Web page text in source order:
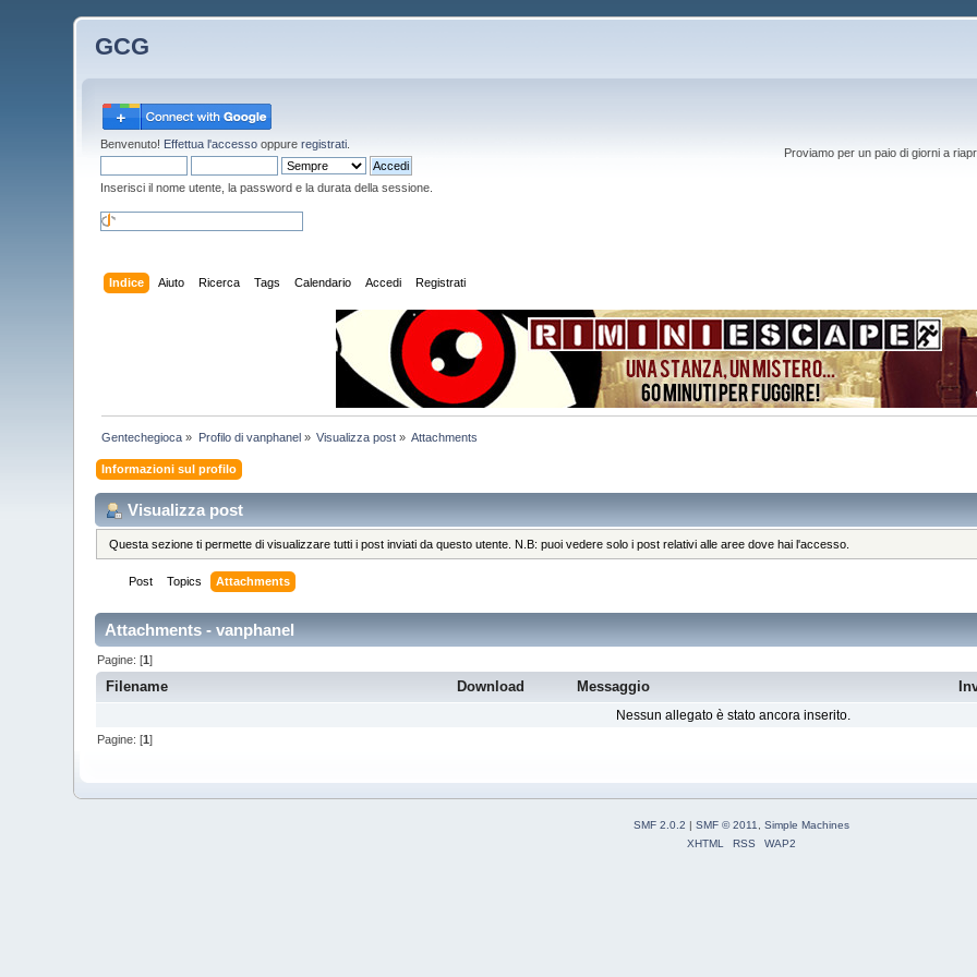
GCG
Benvenuto! Effettua l'accesso oppureregistrati
Inserisci il nome utente, la password e la durata della sessione.
Proviamo per un paio di giorni a
Indice Aiuto Ricerca Tags Calendario Accedi Registrati
Gentechegioca » Profilo di vanphanel» Visualizza post » Attachments
Informazioni sul profilo
Visualizza post
Questa sezione ti permette di visualizzare tutti i post inviati da questo utente. N.B: puoi vedere solo i post relativi alle aree dove hai l'accesso.
Post Topics Attachments
Attachments - vanphanel
Pagine: [1]
Filename Download Messaggio
Nessun allegato è stato ancora inserito.
Pagine: [1]
SMF 2.0.2 | SMF © 2011
Simple Machines
XHTML
RSS WAP2